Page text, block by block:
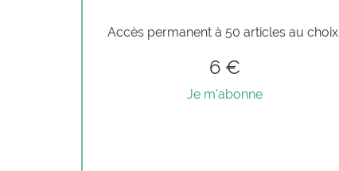
Accès permanent à 50 articles au choix
6 €
Je m'abonne